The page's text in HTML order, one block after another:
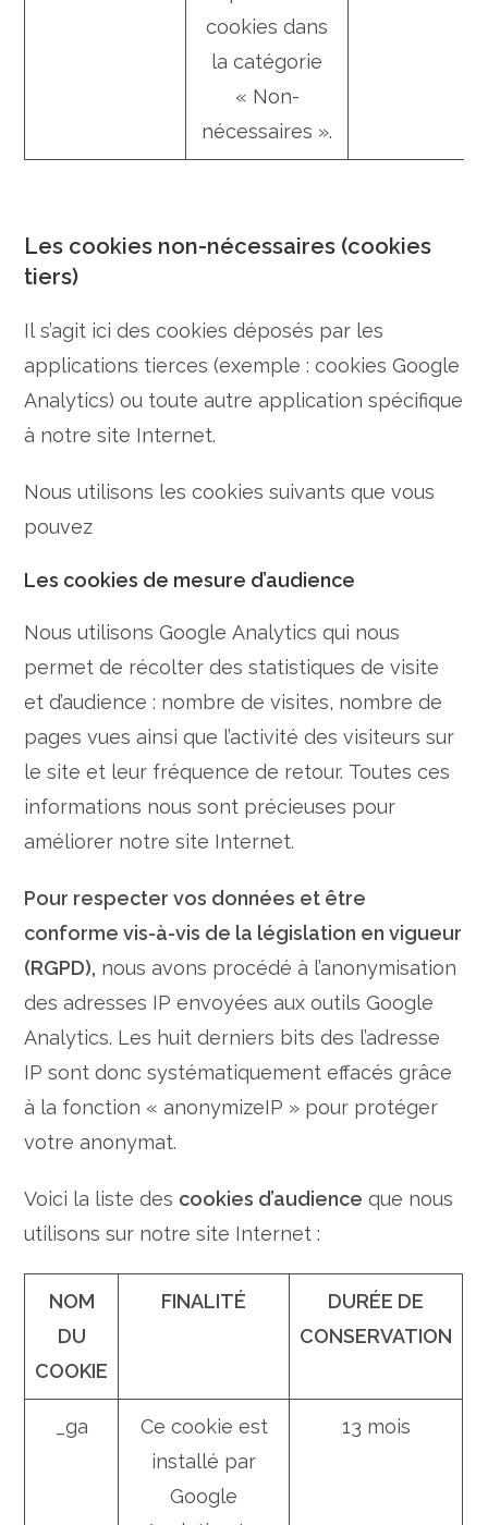
cookies dans
la catégorie
« Non-
nécessaires ».
Les cookies non-nécessaires (cookies
tiers)
Il s’agit ici des cookies déposés par les
applications tierces (exemple : cookies Google
Analytics) ou toute autre application spécifique
à notre site Internet.
Nous utilisons les cookies suivants que vous
pouvez
Les cookies de mesure d’audience
Nous utilisons Google Analytics qui nous
permet de récolter des statistiques de visite
et d’audience : nombre de visites, nombre de
pages vues ainsi que l’activité des visiteurs sur
le site et leur fréquence de retour. Toutes ces
informations nous sont précieuses pour
améliorer notre site Internet.
Pour respecter vos données et être
conforme vis-à-vis de la législation en vigueur
(RGPD), nous avons procédé à l’anonymisation
des adresses IP envoyées aux outils Google
Analytics. Les huit derniers bits des l’adresse
IP sont donc systématiquement effacés grâce
à la fonction « anonymizeIP » pour protéger
votre anonymat.
Voici la liste des cookies d’audience que nous
utilisons sur notre site Internet :
NOM
DU
COOKIE
FINALITÉ
DURÉE DE
CONSERVATION
_ga
Ce cookie est
installé par
Google
13 mois